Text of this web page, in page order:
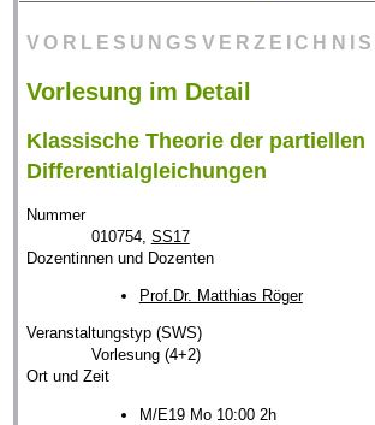
VORLESUNGSVERZEICHNIS
Vorlesung im Detail
Klassische Theorie der partiellen
Differentialgleichungen
Nummer
010754, SS17
Dozentinnen und Dozenten
Prof.Dr. Matthias Röger
Veranstaltungstyp (SWS)
Vorlesung (4+2)
Ort und Zeit
M/E19 Mo 10:00 2h